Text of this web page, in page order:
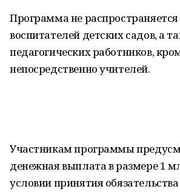
Программа не распространяется
воспитателей детских садов, а
педагогических работников,
непосредственно учителей.
Участникам программы
денежная выплата в размере 1
условии принятия